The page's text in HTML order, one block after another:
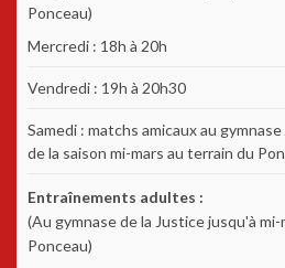
Ponceau)
Mercredi : 18h à 20h
Vendredi : 19h à 20h30
Samedi : matchs amicaux au
de la saison mi-mars au terrain du
Entraînements adultes :
(Au gymnase de la Justice jusqu'à
Ponceau)